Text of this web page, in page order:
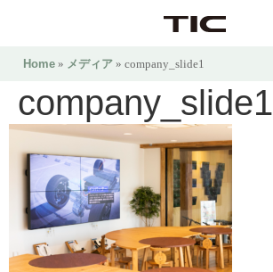
Home » メディア » company_slide1
company_slide1